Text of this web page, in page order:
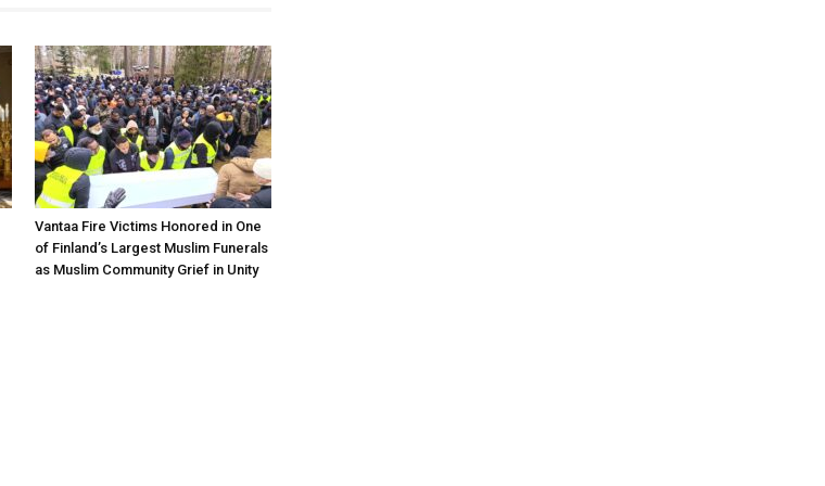
Vantaa Fire Victims Honored in One
of Finland’s Largest Muslim Funerals
as Muslim Community Grief in Unity